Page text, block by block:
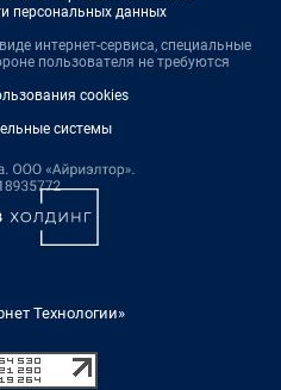
персональных данных
интернет-сервиса, специальные
пользователя не требуются
cookies
системы
Технологии»